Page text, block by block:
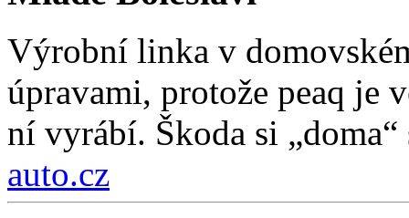
Výrobní linka v
úpravami, protože peaq je
ní vyrábí. Škoda si
auto.cz